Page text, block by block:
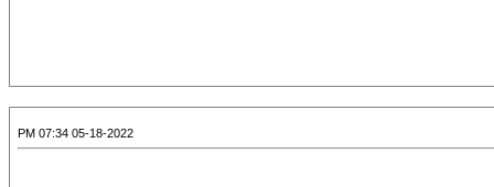
05-18-2022 07:34 PM